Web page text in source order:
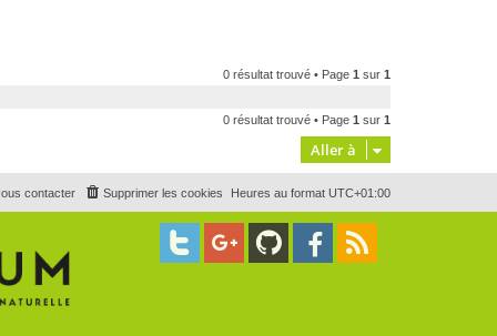
0 résultat trouvé • Page 1 sur 1
0 résultat trouvé • Page 1 sur 1
Aller à
Heures au format UTC+01:00
Supprimer les cookies
contacter